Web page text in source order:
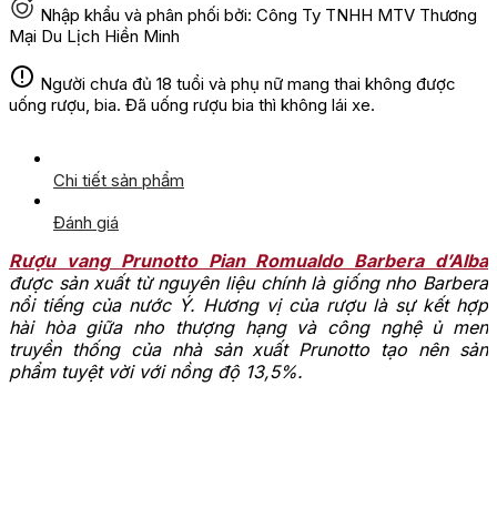
Nhập khẩu và phân phối bởi: Công Ty TNHH MTV Thương
Mại Du Lịch Hiền Minh
Người chưa đủ 18 tuổi và phụ nữ mang thai không được
uống rượu, bia. Đã uống rượu bia thì không lái xe.
Chi tiết sản phẩm
Đánh giá
Rượu vang Prunotto Pian Romualdo Barbera d’Alba
được sản xuất từ nguyên liệu chính là giống nho Barbera
nổi tiếng của nước Ý. Hương vị của rượu là sự kết hợp
hài hòa giữa nho thượng hạng và công nghệ ủ men
truyền thống của nhà sản xuất Prunotto tạo nên sản
phẩm tuyệt vời với nồng độ 13,5%.